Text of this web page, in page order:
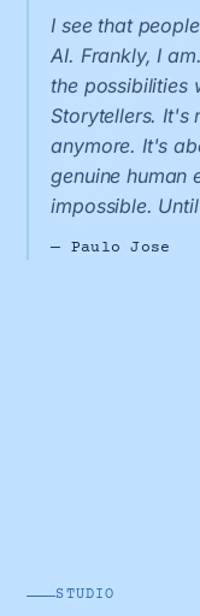
I see that
AI. Frankly, I
the possibilities
Storytellers. It's
anymore. It's
genuine human
impossible.
— Paulo Jose
STUDIO